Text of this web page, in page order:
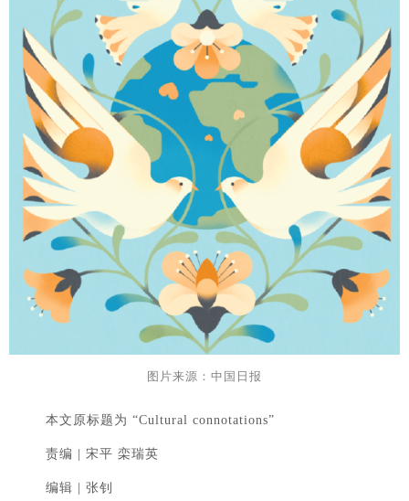
图片来源：中国日报
本文原标题为 “Cultural connotations”
责编 | 宋平 栾瑞英
编辑 | 张钊